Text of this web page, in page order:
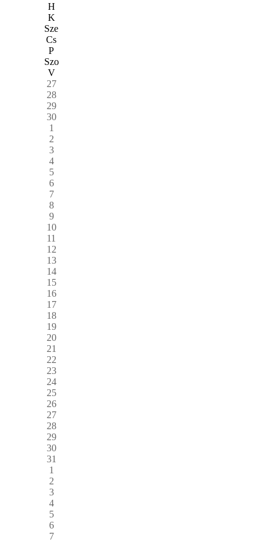
H
K
Sze
Cs
P
Szo
V
27
28
29
30
1
2
3
4
5
6
7
8
9
10
11
12
13
14
15
16
17
18
19
20
21
22
23
24
25
26
27
28
29
30
31
1
2
3
4
5
6
7